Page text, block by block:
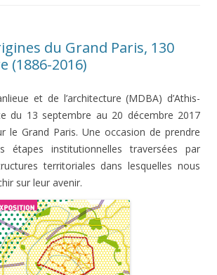
du Grand Paris, 130
(1886-2016)
et de l’architecture (MDBA) d’Athis-
du 13 septembre au 20 décembre 2017
le Grand Paris. Une occasion de prendre
étapes institutionnelles traversées par
territoriales dans lesquelles nous
sur leur avenir.